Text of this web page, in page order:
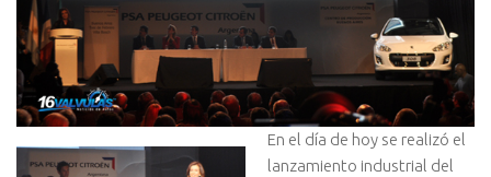
En el día de hoy se realizó el
lanzamiento industrial del